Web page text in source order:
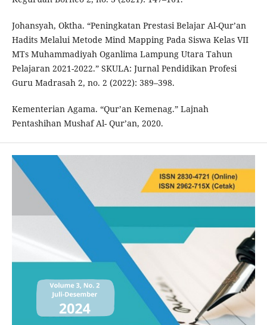
Johansyah, Oktha. “Peningkatan Prestasi Belajar Al-Qur’an
Hadits Melalui Metode Mind Mapping Pada Siswa Kelas VII
MTs Muhammadiyah Oganlima Lampung Utara Tahun
Pelajaran 2021-2022.” SKULA: Jurnal Pendidikan Profesi
Guru Madrasah 2, no. 2 (2022): 389–398.
Kementerian Agama. “Qur’an Kemenag.” Lajnah
Pentashihan Mushaf Al- Qur’an, 2020.